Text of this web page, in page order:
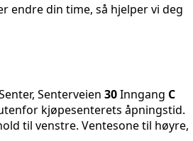
endre din time, så hjelper vi deg
Senterveien 30Inngang C
kjøpesenterets åpningstid.
til venstre. Ventesone til høyre,